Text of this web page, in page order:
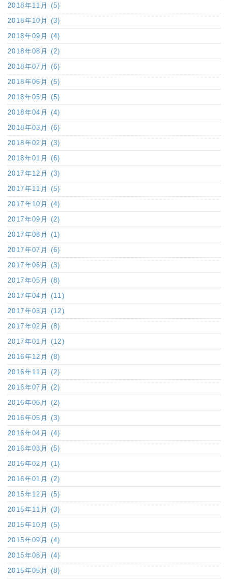
2018年11月 (5)
2018年10月 (3)
2018年09月 (4)
2018年08月 (2)
2018年07月 (6)
2018年06月 (5)
2018年05月 (5)
2018年04月 (4)
2018年03月 (6)
2018年02月 (3)
2018年01月 (6)
2017年12月 (3)
2017年11月 (5)
2017年10月 (4)
2017年09月 (2)
2017年08月 (1)
2017年07月 (6)
2017年06月 (3)
2017年05月 (8)
2017年04月 (11)
2017年03月 (12)
2017年02月 (8)
2017年01月 (12)
2016年12月 (8)
2016年11月 (2)
2016年07月 (2)
2016年06月 (2)
2016年05月 (3)
2016年04月 (4)
2016年03月 (5)
2016年02月 (1)
2016年01月 (2)
2015年12月 (5)
2015年11月 (3)
2015年10月 (5)
2015年09月 (4)
2015年08月 (4)
2015年05月 (8)